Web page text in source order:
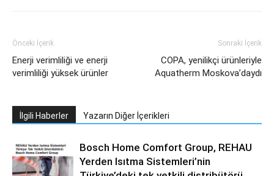
Önceki İçerik
Enerji verimliliği ve enerji
verimliliği yüksek ürünler
Sonraki İçerik
COPA, yenilikçi ürünleriyle
Aquatherm Moskova’daydı
İlgili Haberler Yazarın Diğer İçerikleri
Bosch Home Comfort Group, REHAU
Yerden Isıtma Sistemleri’nin